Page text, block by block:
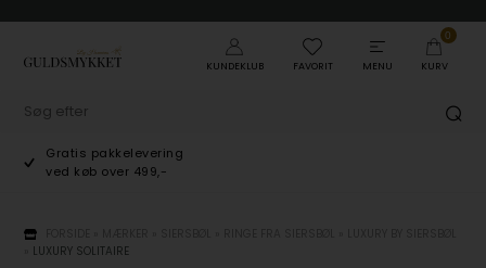
KUNDEKLUB FAVORIT MENU
0
KURV
Gratis pakkelevering
ved køb over 499,-
LUXURY SOLITAIRE